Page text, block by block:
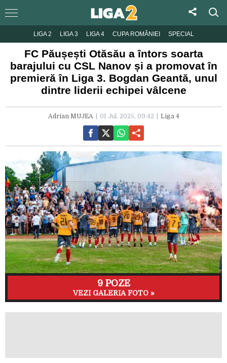
LIGA 2 LIGA 3 LIGA 4 CUPA ROMÂNIEI SPECIAL
FC Păușești Otăsău a întors soarta
barajului cu CSL Nanov și a promovat în
premieră în Liga 3. Bogdan Geantă, unul
dintre liderii echipei vâlcene
Adrian MUJEA 01 Jul. 2025, 09:42 Liga 4
9 POZE
VEZI GALERIA FOTO »